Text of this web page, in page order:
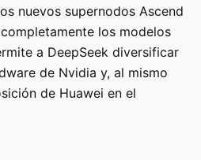
nuevos supernodos Ascend
los modelos
a DeepSeek diversificar
de Nvidia y, al mismo
de Huawei en el